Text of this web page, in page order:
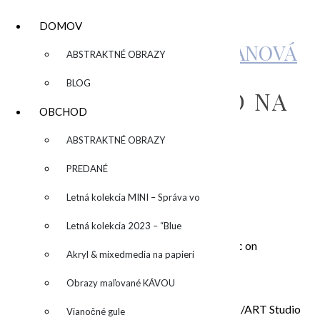
DOMOV
▼ ABSTRAKTNÉ OBRAZY
BLOG
OBCHOD
▼ ABSTRAKTNÉ OBRAZY
PREDANÉ
Letná kolekcia MINI – Správa vo
fľaši
Letná kolekcia 2023 – “Blue
SUN” – “Modré slnko”
Akryl & mixedmedia na papieri
Obrazy maľované KÁVOU
Vianočné gule
KATARÍNA SUJOVÁ KALMANOVÁ
OBRAZ „PRASIATKO NA
KRIŽOVATKE“
by
„Prasiatko na križovatke“, akryl na plátne /acrylic on
canvas/100×100 cm
Obraz sa predáva nezarámovaný.
V prípade osobného odberu v ateliéri Bratislava /ART Studio